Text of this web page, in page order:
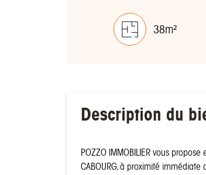
38m²
Description du
POZZO IMMOBILIER vous
CABOURG, à proximité